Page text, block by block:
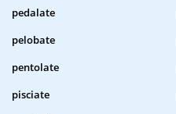
pedalate
pelobate
pentolate
pisciate